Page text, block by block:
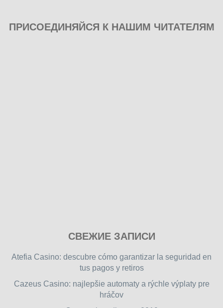
ПРИСОЕДИНЯЙСЯ К НАШИМ ЧИТАТЕЛЯМ
free
games
СВЕЖИЕ ЗАПИСИ
Atefia Casino: descubre cómo garantizar la seguridad en
tus pagos y retiros
Cazeus Casino: najlepšie automaty a rýchle výplaty pre
hráčov